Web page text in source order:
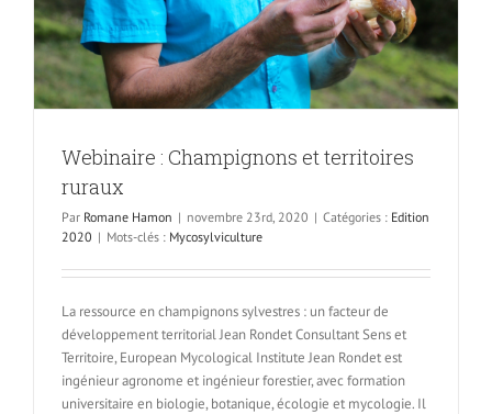
Webinaire : Champignons et territoires
ruraux
Par Romane Hamon | novembre 23rd, 2020 | Catégories : Edition
2020 | Mots-clés : Mycosylviculture
La ressource en champignons sylvestres : un facteur de
développement territorial Jean Rondet Consultant Sens et
Territoire, European Mycological Institute Jean Rondet est
ingénieur agronome et ingénieur forestier, avec formation
universitaire en biologie, botanique, écologie et mycologie. Il